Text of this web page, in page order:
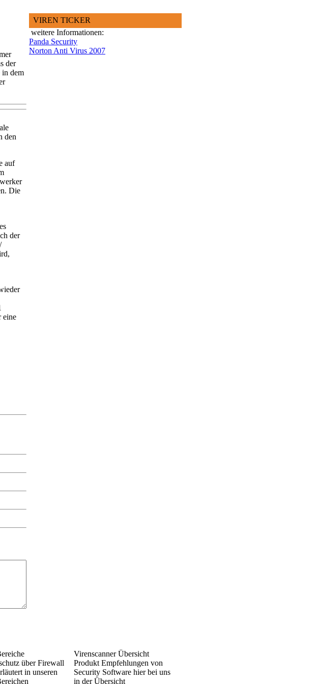
der
in dem
den
auf
Die
der
eine
VIREN TICKER
weitere Informationen:
Panda Security
Norton Anti Virus 2007
über Firewall
in unseren
Virenscanner Übersicht
Produkt Empfehlungen von
Security Software hier bei uns
in der Übersicht